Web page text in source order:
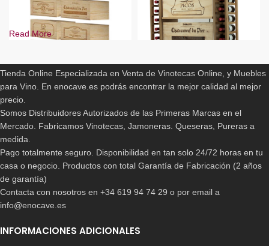
Cajas Botellero Arganza
260,00 €
-10%
PINO
PINO EN ROBLE
de madera
€
Read More
Tienda Online Especializada en Venta de Vinotecas Online, y Muebles
para Vino. En enocave.es podrás encontrar la mejor calidad al mejor
precio.
Somos Distribuidores Autorizados de las Primeras Marcas en el
Mercado. Fabricamos Vinotecas, Jamoneras. Queseras, Pureras a
medida.
Pago totalmente seguro. Disponibilidad en tan solo 24/72 horas en tu
casa o negocio. Productos con total Garantía de Fabricación (2 años
de garantía)
Contacta con nosotros en +34 619 94 74 29 o por email a
info@enocave.es
INFORMACIONES ADICIONALES